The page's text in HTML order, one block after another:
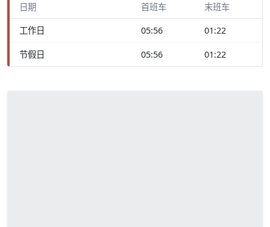
日期 首班车 末班车
工作日 05:56 01:22
节假日 05:56 01:22